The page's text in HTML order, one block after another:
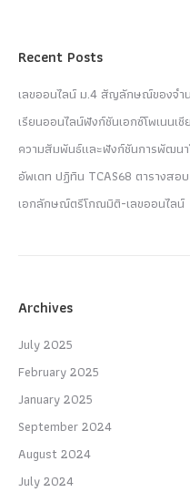
Recent Posts
เลขออนไลน์ ม.4 สัญลักษณ์ของจำ
เรียนออนไลน์ฟังก์ชันเอกซ์โพเนนเ
ความสัมพันธ์และฟังก์ชันการพัฒน
อัพเดท ปฏิทิน TCAS68 ตารางส
เอกลักษณ์ตรีโกณมิติ-เลขออนไลน์
Archives
July 2025
February 2025
January 2025
September 2024
August 2024
July 2024